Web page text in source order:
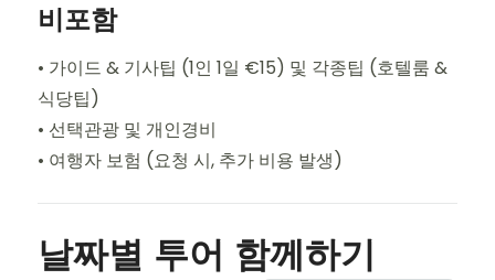
비포함
• 가이드 & 기사팁 (1인 1일 €15) 및 각종팁 (호텔룸 &
식당팁)
• 선택관광 및 개인경비
• 여행자 보험 (요청 시, 추가 비용 발생)
날짜별 투어 함께하기